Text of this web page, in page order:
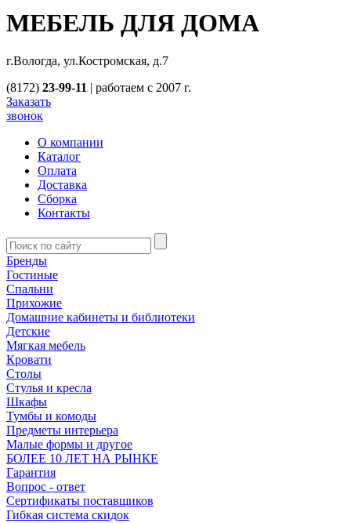
МЕБЕЛЬ ДЛЯ ДОМА
г.Вологда, ул.Костромская, д.7
(8172) 23-99-11 | работаем с 2007 г.
Заказать
звонок
О компании
Каталог
Оплата
Доставка
Сборка
Контакты
Бренды
Гостиные
Спальни
Прихожие
Домашние кабинеты и библиотеки
Детские
Мягкая мебель
Кровати
Столы
Стулья и кресла
Шкафы
Тумбы и комоды
Предметы интерьера
Малые формы и другое
БОЛЕЕ 10 ЛЕТ НА РЫНКЕ
Гарантия
Вопрос - ответ
Сертификаты поставщиков
Гибкая система скидок